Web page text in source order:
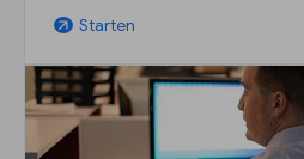
arrow_outward Starten